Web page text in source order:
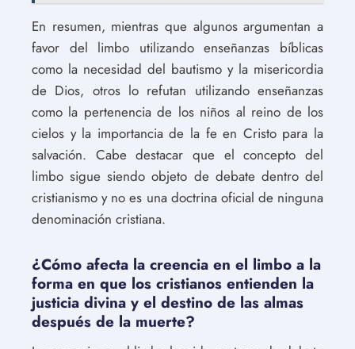
En resumen, mientras que algunos argumentan a
favor del limbo utilizando enseñanzas bíblicas
como la necesidad del bautismo y la misericordia
de Dios, otros lo refutan utilizando enseñanzas
como la pertenencia de los niños al reino de los
cielos y la importancia de la fe en Cristo para la
salvación. Cabe destacar que el concepto del
limbo sigue siendo objeto de debate dentro del
cristianismo y no es una doctrina oficial de ninguna
denominación cristiana.
¿Cómo afecta la creencia en el limbo a la
forma en que los cristianos entienden la
justicia divina y el destino de las almas
después de la muerte?